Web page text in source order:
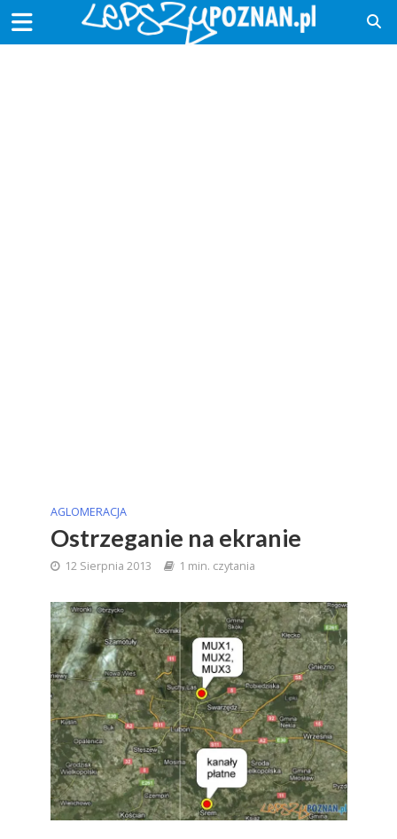
AGLOMERACJA
Ostrzeganie na ekranie
12 Sierpnia 2013 1 min. czytania